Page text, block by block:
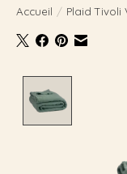
Accueil / Plaid Tivoli